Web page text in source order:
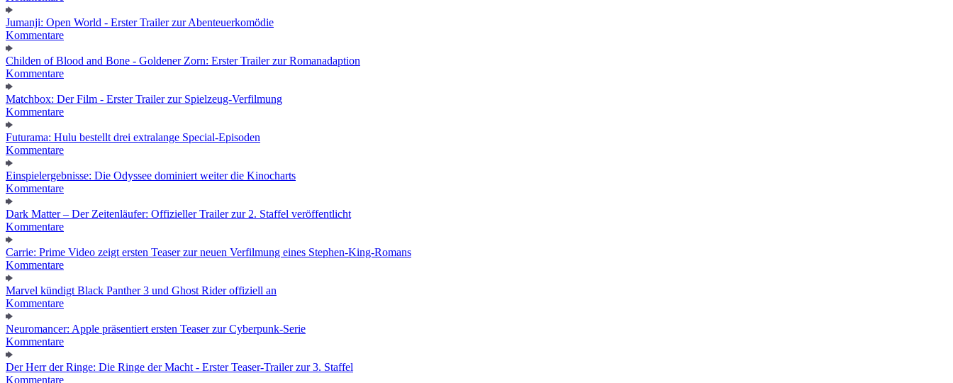
Jumanji: Open World - Erster Trailer zur Abenteuerkomödie
Kommentare
Childen of Blood and Bone - Goldener Zorn: Erster Trailer zur Romanadaption
Kommentare
Matchbox: Der Film - Erster Trailer zur Spielzeug-Verfilmung
Kommentare
Futurama: Hulu bestellt drei extralange Special-Episoden
Kommentare
Einspielergebnisse: Die Odyssee dominiert weiter die Kinocharts
Kommentare
Dark Matter – Der Zeitenläufer: Offizieller Trailer zur 2. Staffel veröffentlicht
Kommentare
Carrie: Prime Video zeigt ersten Teaser zur neuen Verfilmung eines Stephen-King-Romans
Kommentare
Marvel kündigt Black Panther 3 und Ghost Rider offiziell an
Kommentare
Neuromancer: Apple präsentiert ersten Teaser zur Cyberpunk-Serie
Kommentare
Der Herr der Ringe: Die Ringe der Macht - Erster Teaser-Trailer zur 3. Staffel
Kommentare